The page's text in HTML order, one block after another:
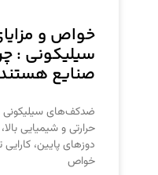
خواص و
سیلیکونی :
صنایع
ضدکف‌های سیلیکونی
حرارتی و شیمیایی
دوزهای پایین،
خواص